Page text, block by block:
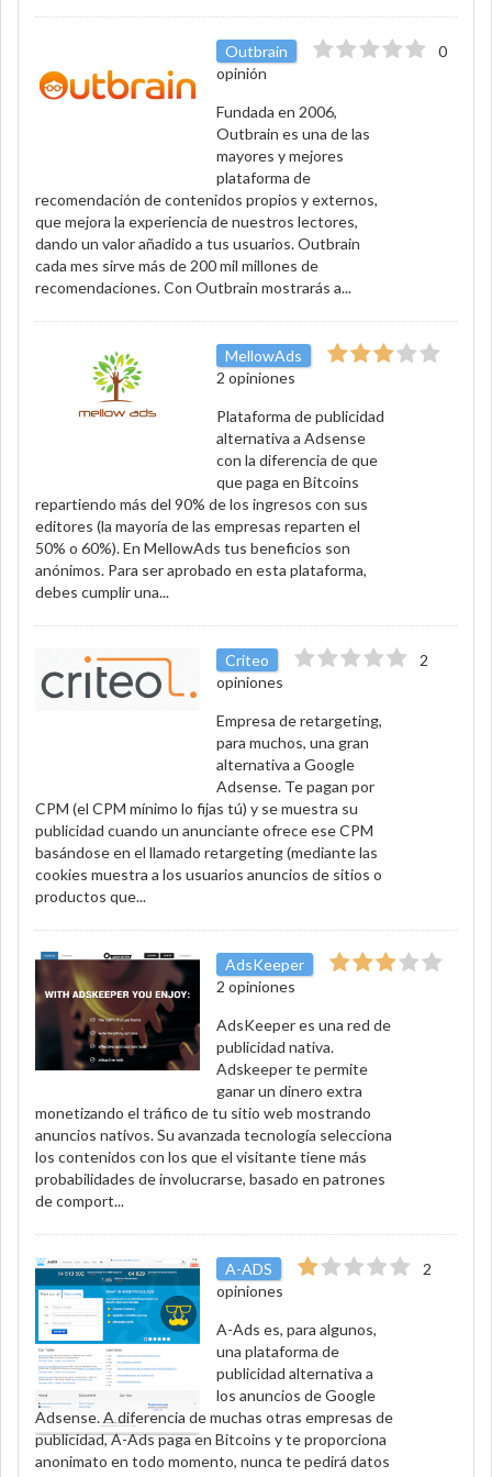
Outbrain
0
opinión
Fundada en 2006,
Outbrain es una de las
mayores y mejores
plataforma de
recomendación de contenidos propios y externos,
que mejora la experiencia de nuestros lectores,
dando un valor añadido a tus usuarios. Outbrain
cada mes sirve más de 200 mil millones de
recomendaciones. Con Outbrain mostrarás a...
MellowAds
2 opiniones
Plataforma de publicidad
alternativa a Adsense
con la diferencia de que
que paga en Bitcoins
repartiendo más del 90% de los ingresos con sus
editores (la mayoría de las empresas reparten el
50% o 60%). En MellowAds tus beneficios son
anónimos. Para ser aprobado en esta plataforma,
debes cumplir una...
Criteo
2
opiniones
Empresa de retargeting,
para muchos, una gran
alternativa a Google
Adsense. Te pagan por
CPM (el CPM mínimo lo fijas tú) y se muestra su
publicidad cuando un anunciante ofrece ese CPM
basándose en el llamado retargeting (mediante las
cookies muestra a los usuarios anuncios de sitios o
productos que...
AdsKeeper
2 opiniones
AdsKeeper es una red de
publicidad nativa.
Adskeeper te permite
ganar un dinero extra
monetizando el tráfico de tu sitio web mostrando
anuncios nativos. Su avanzada tecnología selecciona
los contenidos con los que el visitante tiene más
probabilidades de involucrarse, basado en patrones
de comport...
A-ADS
2
opiniones
A-Ads es, para algunos,
una plataforma de
publicidad alternativa a
los anuncios de Google
Adsense. A diferencia de muchas otras empresas de
publicidad, A-Ads paga en Bitcoins y te proporciona
anonimato en todo momento, nunca te pedirá datos